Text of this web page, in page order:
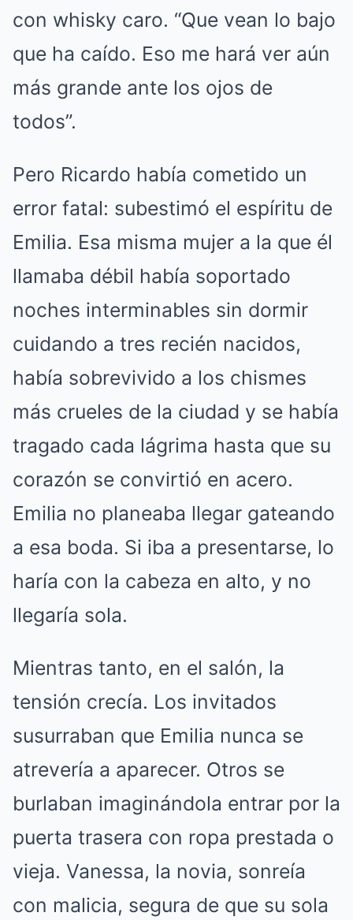
con whisky caro. “Que vean lo bajo
que ha caído. Eso me hará ver aún
más grande ante los ojos de
todos”.
Pero Ricardo había cometido un
error fatal: subestimó el espíritu de
Emilia. Esa misma mujer a la que él
llamaba débil había soportado
noches interminables sin dormir
cuidando a tres recién nacidos,
había sobrevivido a los chismes
más crueles de la ciudad y se había
tragado cada lágrima hasta que su
corazón se convirtió en acero.
Emilia no planeaba llegar gateando
a esa boda. Si iba a presentarse, lo
haría con la cabeza en alto, y no
llegaría sola.
Mientras tanto, en el salón, la
tensión crecía. Los invitados
susurraban que Emilia nunca se
atrevería a aparecer. Otros se
burlaban imaginándola entrar por la
puerta trasera con ropa prestada o
vieja. Vanessa, la novia, sonreía
con malicia, segura de que su sola